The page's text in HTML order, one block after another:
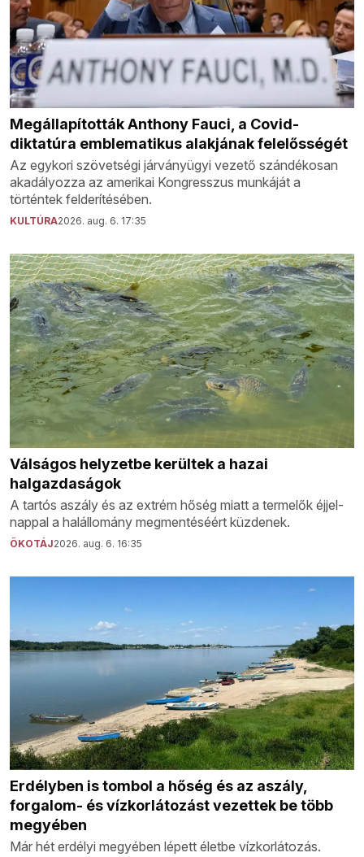
Megállapították Anthony Fauci, a Covid-
diktatúra emblematikus alakjának felelősségét
Az egykori szövetségi járványügyi vezető szándékosan
akadályozza az amerikai Kongresszus munkáját a
történtek felderítésében.
KULTÚRA2026. aug. 6. 17:35
Válságos helyzetbe kerültek a hazai
halgazdaságok
A tartós aszály és az extrém hőség miatt a termelők éjjel-
nappal a halállomány megmentéséért küzdenek.
ÖKOTÁJ2026. aug. 6. 16:35
Erdélyben is tombol a hőség és az aszály,
forgalom- és vízkorlátozást vezettek be több
megyében
Már hét erdélyi megyében lépett életbe vízkorlátozás.